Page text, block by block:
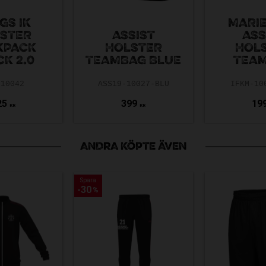
IK
2.0
KR
ASSIST
HOLSTER
TEAMBAG BLUE
399 KR
ANDRA KÖPTE ÄVEN
Spara
30 %
Spara
30 %